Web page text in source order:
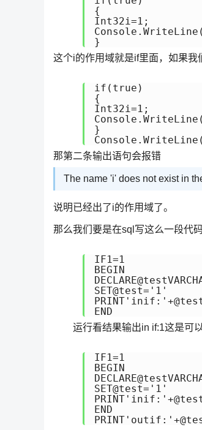
{
Int32i=1;
}
这个i的作用域就是if里面，如果我
if(true)
{
Int32i=1;
}
那第二条输出语句会报错
The name 'i' does not exist in
说明已经出了i的作用域了。
那么我们要是在sql写这么一段代
IF1=1
BEGIN
SET@test='1'
END
运行看结果输出in if:1这是可以
IF1=1
BEGIN
SET@test='1'
END